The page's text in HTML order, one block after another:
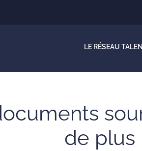
LE RÉSEAU
de plus